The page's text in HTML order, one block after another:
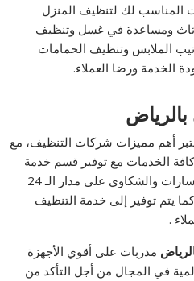
المناسب لك لتنظيف المنزل
ومساعدة في غسل وتنظيف
الملابس وتنظيف الحمامات
الخدمة ورضا العملاء.
بالرياض
أهم مميزات شركات التنظيف، مع
الخدمات مع توفير قسم خدمة
عملاء، لأجل الرد على كل الاستفسارات والشكاوي على مدار الـ 24
يتم توفير إلى خدمة التنظيف
.
مدربات على أقوي الأجهزة
في المجال من أجل التأكد من